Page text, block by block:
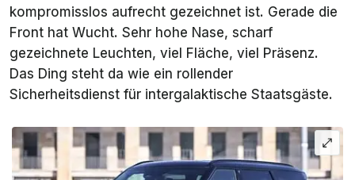
kompromisslos aufrecht gezeichnet ist. Gerade die
Front hat Wucht. Sehr hohe Nase, scharf
gezeichnete Leuchten, viel Fläche, viel Präsenz.
Das Ding steht da wie ein rollender
Sicherheitsdienst für intergalaktische Staatsgäste.